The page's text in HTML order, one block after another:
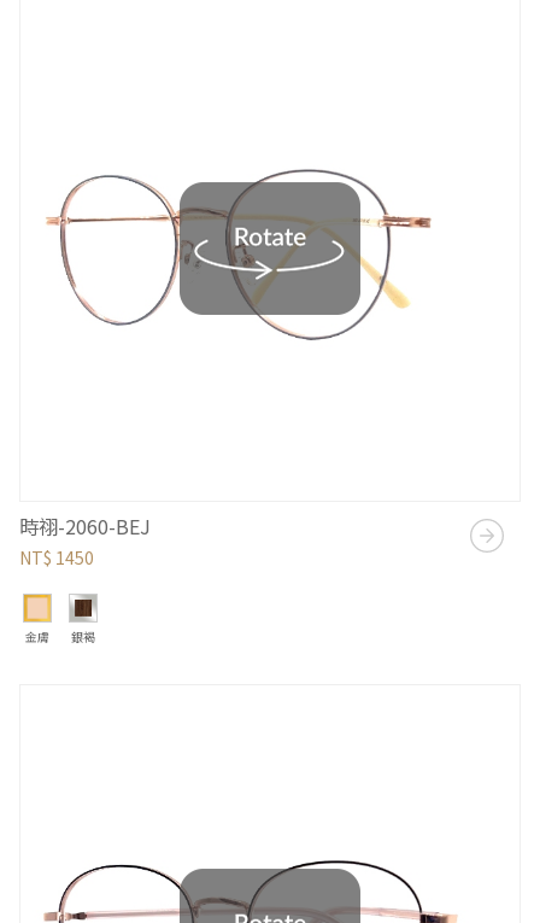
時祤-2060-BEJ
NT$ 1450
金膚 銀褐